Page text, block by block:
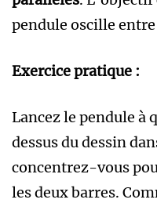
pendule oscille
Exercice pratique :
Lancez le pendule à
dessus du dessin
concentrez-vous
les deux barres.